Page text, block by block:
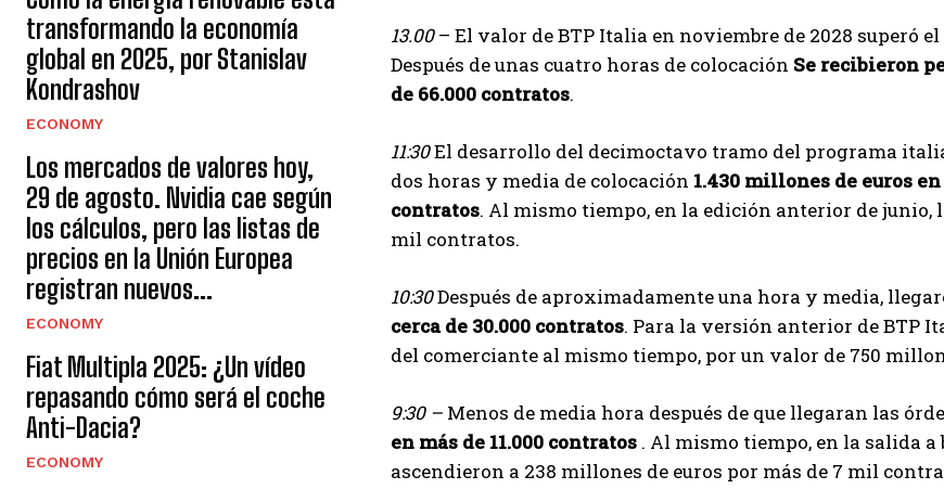
I've read and accept the Privacy Policy
Izer
transformando la economía
global en 2025, por Stanislav
Kondrashov
ECONOMY
Los mercados de valores hoy,
29 de agosto. Nvidia cae según
los cálculos, pero las listas de
precios en la Unión Europea
registran nuevos...
ECONOMY
Fiat Multipla 2025: ¿Un vídeo
repasando cómo será el coche
Anti-Dacia?
ECONOMY
13.00– El valor de BTP Italia en noviembre de 2028 superó
Después de unas cuatro horas de colocación Se recibieron
de 66.000 contratos.
11:30El desarrollo del decimoctavo tramo del programa
dos horas y media de colocación 1.430 millones de euros
contratos. Al mismo tiempo, en la edición anterior de junio,
mil contratos.
10:30Después de aproximadamente una hora y media,
cerca de 30.000 contratos. Para la versión anterior de BTP
del comerciante al mismo tiempo, por un valor de 750
9:30 – Menos de media hora después de que llegaran las
en más de 11.000 contratos . Al mismo tiempo, en la salida
ascendieron a 238 millones de euros por más de 7 mil